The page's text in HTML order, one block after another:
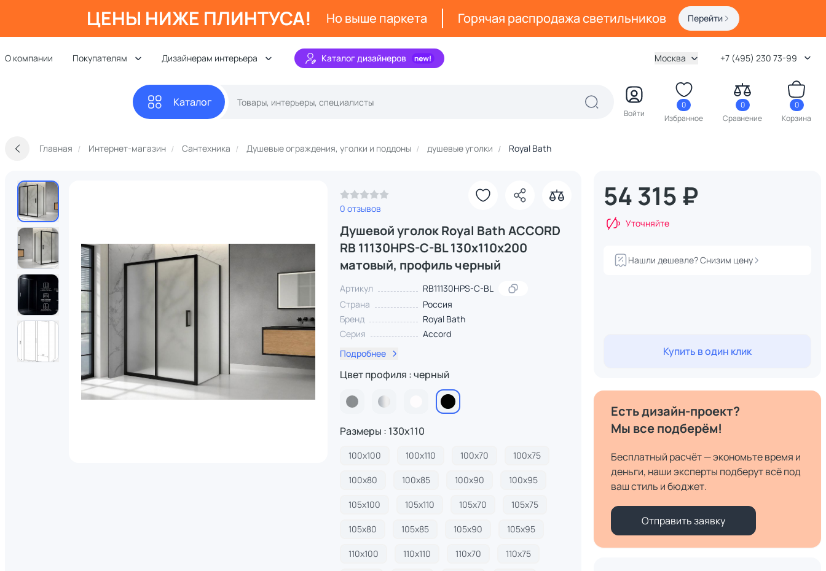
ЦЕНЫ НИЖЕ ПЛИНТУСА! Но выше паркета Горячая распродажа светильников Перейти
О компании Покупателям Дизайнерам интерьера Каталог дизайнеров Москва +7 (495) 230 73-99
Каталог
Войти
0
Избранное
0
Сравнение
0
Корзина
Главная Интернет-магазин Сантехника Душевые ограждения, уголки и поддоны душевые уголки Royal Bath
0 отзывов
Душевой уголок Royal Bath ACCORD
RB 11130HPS-C-BL 130x110x200
матовый, профиль черный
Артикул
RB11130HPS-C-BL
Страна
Россия
Бренд
Royal Bath
Серия
Accord
Подробнее
Цвет профиля : черный
Размеры : 130х110
100х100 100х110 100х70 100х75
100х80 100х85 100х90 100х95
105х100 105х110 105х70 105х75
105х80 105х85 105х90 105х95
110х100 110х110 110х70 110х75
54 315 ₽
Уточняйте
Нашли дешевле? Снизим цену
Купить в один клик
Есть дизайн-проект?
Мы все подберём!
Бесплатный расчёт — экономьте время и
деньги, наши эксперты подберут всё под
ваш стиль и бюджет.
Отправить заявку